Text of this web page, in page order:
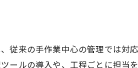
従来の手作業中心の管理では対
ールの導入や、工程ごとに担当